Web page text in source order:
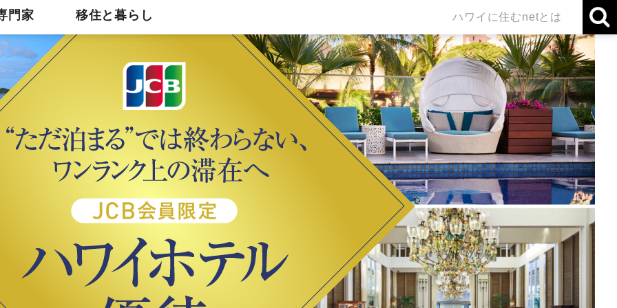
門家 移住と暮らし ハワイに住むnetとは